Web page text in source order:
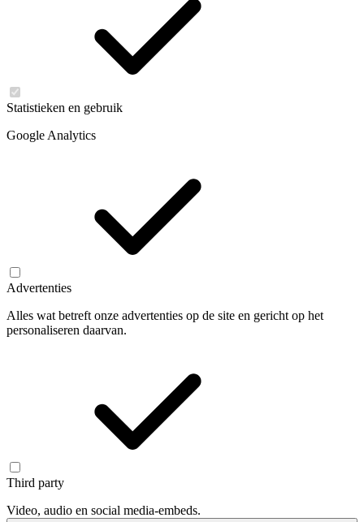
Statistieken en gebruik
Google Analytics
Advertenties
Alles wat betreft onze advertenties op de site en gericht op het
personaliseren daarvan.
Third party
Video, audio en social media-embeds.